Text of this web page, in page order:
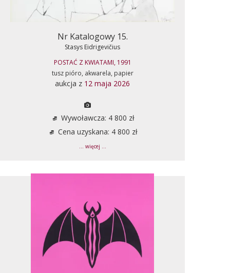
Nr Katalogowy 15.
Stasys Eidrigevičius
POSTAĆ Z KWIATAMI, 1991
tusz pióro, akwarela, papier
aukcja z 12 maja 2026
Wywoławcza: 4 800 zł
Cena uzyskana: 4 800 zł
... więcej ...